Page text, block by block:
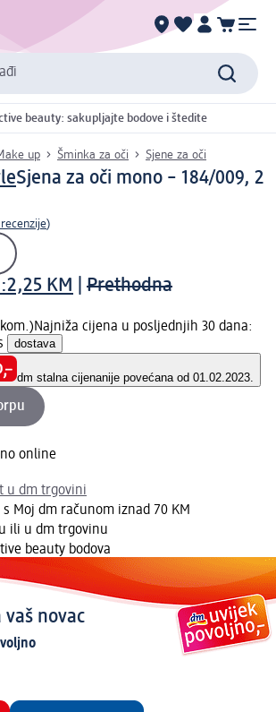
beauty: sakupljajte bodove i štedite
up Šminka za oči Sjene za oči
Sjena za oči mono – 184/009, 2
)
2,25 KM
Prethodna
Najniža cijena u posljednjih 30 dana:
dostava
dm stalna cijenanije povećana od 01.02.2023.
online
u dm trgovini
Moj dm računom iznad 70 KM
ili u dm trgovinu
beauty bodova
vaš novac